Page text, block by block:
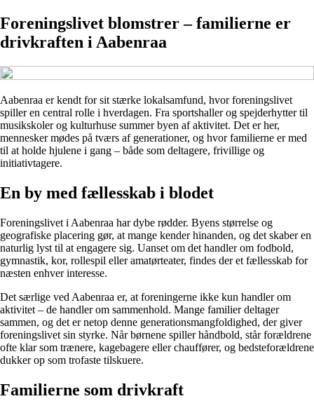
Foreningslivet blomstrer – familierne er
drivkraften i Aabenraa
Aabenraa er kendt for sit stærke lokalsamfund, hvor foreningslivet
spiller en central rolle i hverdagen. Fra sportshaller og spejderhytter til
musikskoler og kulturhuse summer byen af aktivitet. Det er her,
mennesker mødes på tværs af generationer, og hvor familierne er med
til at holde hjulene i gang – både som deltagere, frivillige og
initiativtagere.
En by med fællesskab i blodet
Foreningslivet i Aabenraa har dybe rødder. Byens størrelse og
geografiske placering gør, at mange kender hinanden, og det skaber en
naturlig lyst til at engagere sig. Uanset om det handler om fodbold,
gymnastik, kor, rollespil eller amatørteater, findes der et fællesskab for
næsten enhver interesse.
Det særlige ved Aabenraa er, at foreningerne ikke kun handler om
aktivitet – de handler om sammenhold. Mange familier deltager
sammen, og det er netop denne generationsmangfoldighed, der giver
foreningslivet sin styrke. Når børnene spiller håndbold, står forældrene
ofte klar som trænere, kagebagere eller chauffører, og bedsteforældrene
dukker op som trofaste tilskuere.
Familierne som drivkraft